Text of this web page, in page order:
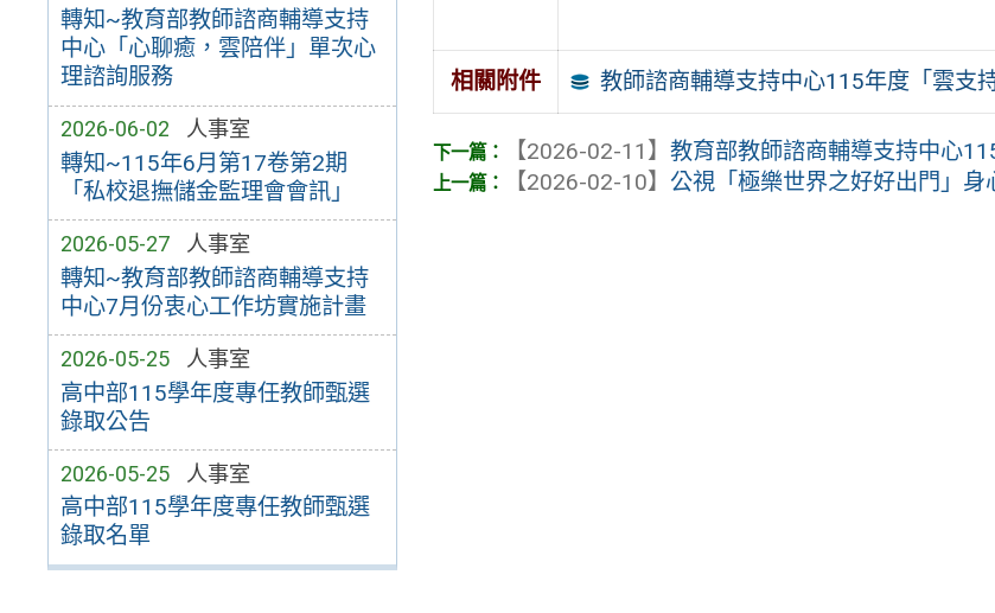
轉知~教育部教師諮商輔導支持
中心「心聊癒，雲陪伴」單次心
理諮詢服務
2026-06-02 人事室
轉知~115年6月第17卷第2期
「私校退撫儲金監理會會訊」
2026-05-27 人事室
轉知~教育部教師諮商輔導支持
中心7月份衷心工作坊實施計畫
2026-05-25 人事室
高中部115學年度專任教師甄選
錄取公告
2026-05-25 人事室
高中部115學年度專任教師甄選
錄取名單
相關附件 教師諮商輔導支持中心115年度「雲支
【2026-02-11】教育部教師諮商輔導支持中心
【2026-02-10】 公視「極樂世界之好好出門」身